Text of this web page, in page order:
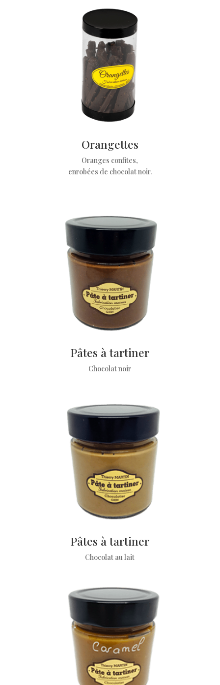
Orangettes
Oranges confites,
enrobées de chocolat noir.
Pâtes à tartiner
Chocolat noir
Pâtes à tartiner
Chocolat au lait